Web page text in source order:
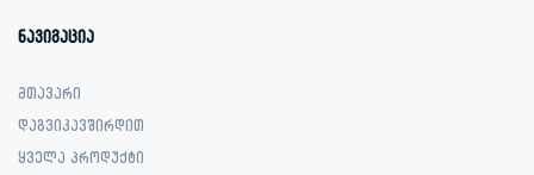
ნავიგაცია
მთავარი
დაგვიკავშირდით
ყველა პროდუქტი